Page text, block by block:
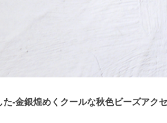
-金銀煌めくクールな秋色ビーズアク